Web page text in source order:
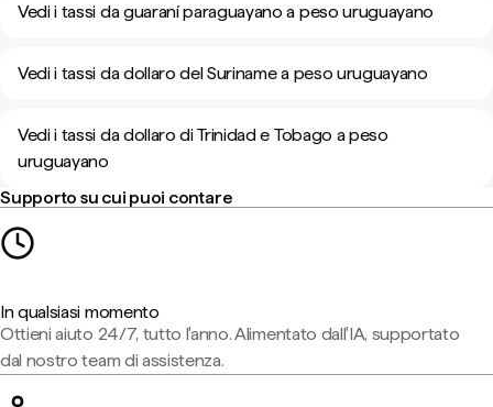
Vedi i tassi da guaraní paraguayano a peso uruguayano
Vedi i tassi da dollaro del Suriname a peso uruguayano
Vedi i tassi da dollaro di Trinidad e Tobago a peso
uruguayano
Supporto su cui puoi contare
In qualsiasi momento
Ottieni aiuto 24/7, tutto l'anno. Alimentato dall'IA, supportato
dal nostro team di assistenza.